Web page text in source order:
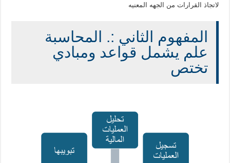
لاتجاذ القرارات من الجهه المعنيه
المفهوم الثاني :. المحاسبة
علم يشمل قواعد ومبادي
تختص